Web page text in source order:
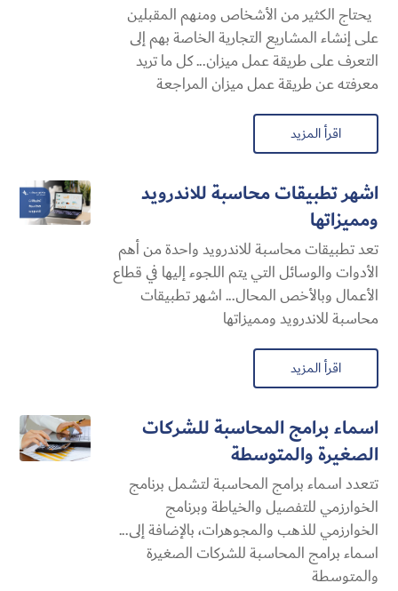
يحتاج الكثير من الأشخاص ومنهم المقبلين
على إنشاء المشاريع التجارية الخاصة بهم إلى
التعرف على طريقة عمل ميزان... كل ما تريد
معرفته عن طريقة عمل ميزان المراجعة
اقرأ المزيد
اشهر تطبيقات محاسبة للاندرويد
ومميزاتها
تعد تطبيقات محاسبة للاندرويد واحدة من أهم
الأدوات والوسائل التي يتم اللجوء إليها في قطاع
الأعمال وبالأخص المحال... اشهر تطبيقات
محاسبة للاندرويد ومميزاتها
اقرأ المزيد
اسماء برامج المحاسبة للشركات
الصغيرة والمتوسطة
تتعدد اسماء برامج المحاسبة لتشمل برنامج
الخوارزمي للتفصيل والخياطة وبرنامج
الخوارزمي للذهب والمجوهرات، بالإضافة إلى...
اسماء برامج المحاسبة للشركات الصغيرة
والمتوسطة